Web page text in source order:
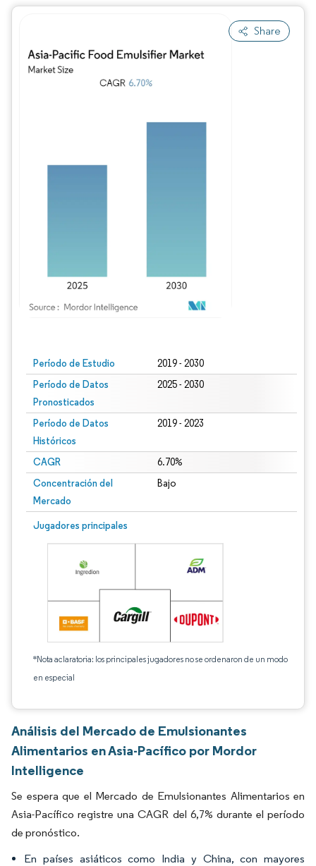
Share
Período de Estudio 2019 - 2030
Período de Datos
Pronosticados
2025 - 2030
Período de Datos
Históricos
2019 - 2023
CAGR 6.70%
Concentración del
Mercado
Bajo
Jugadores principales
*Nota aclaratoria: los principales jugadores no se ordenaron de un modo
en especial
Análisis del Mercado de Emulsionantes
Alimentarios en Asia-Pacífico por Mordor
Intelligence
Se espera que el Mercado de Emulsionantes Alimentarios en
Asia-Pacífico registre una CAGR del 6,7% durante el período
de pronóstico.
En países asiáticos como India y China, con mayores